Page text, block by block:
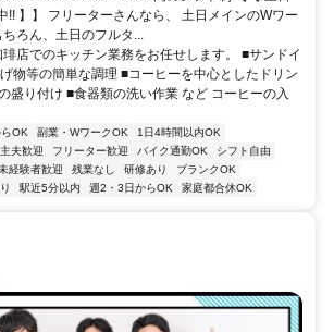
!! 】】 フリーターさんなら、 土日メインのWワー
ろん、土日のフルタ...
店でのキッチン業務をお任せします。 ■サンドイ
物等の簡単な調理 ■コーヒーを中心としたドリン
盛り付け ■食器類の洗い作業 など コーヒーの入
OK 副業・WワークOK
1日4時間以内OK
夫歓迎 フリーター歓迎 バイク通勤OK
シフト自由
経験者歓迎 残業なし 研修あり
ブランクOK
駅近5分以内 週2・3日からOK 家庭都合休OK